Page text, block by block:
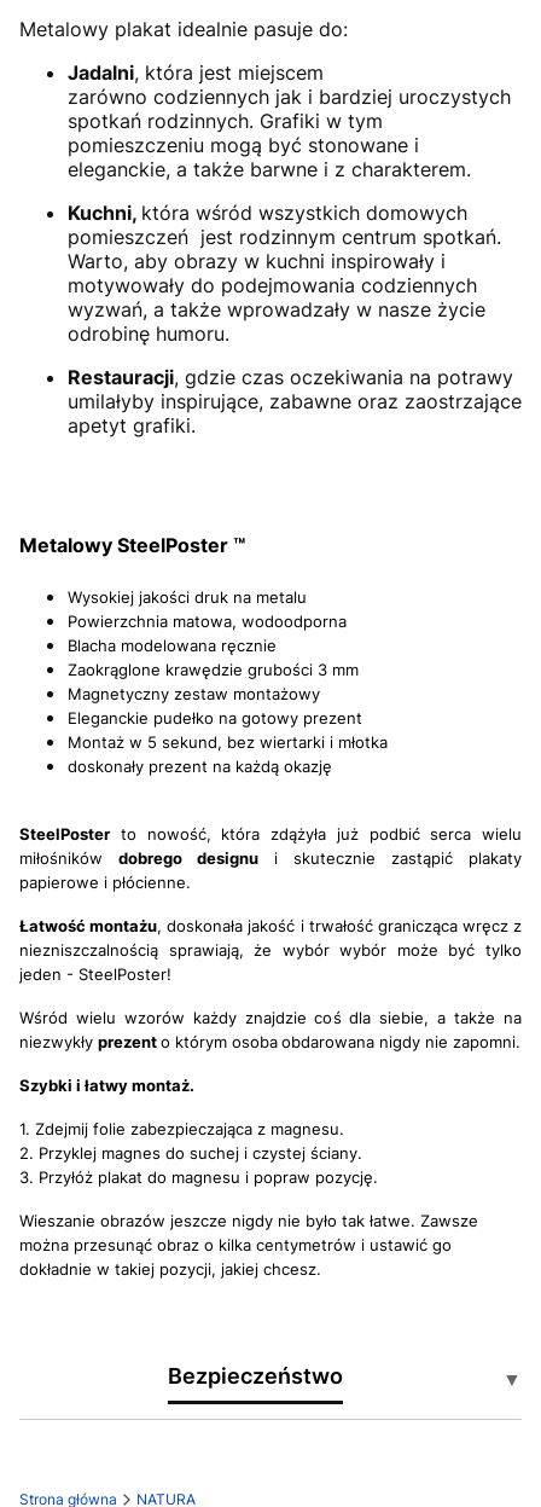
Metalowy plakat idealnie pasuje do:
Jadalni, która jest miejscem
zarówno codziennych jak i bardziej uroczystych
spotkań rodzinnych. Grafiki w tym
pomieszczeniu mogą być stonowane i
eleganckie, a także barwne i z charakterem.
Kuchni, która wśród wszystkich domowych
pomieszczeń jest rodzinnym centrum spotkań.
Warto, aby obrazy w kuchni inspirowały i
motywowały do podejmowania codziennych
wyzwań, a także wprowadzały w nasze życie
odrobinę humoru.
Restauracji, gdzie czas oczekiwania na potrawy
umilałyby inspirujące, zabawne oraz zaostrzające
apetyt grafiki.
Metalowy SteelPoster ™
Wysokiej jakości druk na metalu
Powierzchnia matowa, wodoodporna
Blacha modelowana ręcznie
Zaokrąglone krawędzie grubości 3 mm
Magnetyczny zestaw montażowy
Eleganckie pudełko na gotowy prezent
Montaż w 5 sekund, bez wiertarki i młotka
doskonały prezent na każdą okazję
SteelPoster to nowość, która zdążyła już podbić serca wielu
miłośnikówdobrego designu i skutecznie zastąpić plakaty
papierowe i płócienne.
Łatwość montażu, doskonała jakość i trwałość granicząca wręcz z
niezniszczalnością sprawiają, że wybór wybór może być tylko
jeden - SteelPoster!
Wśród wielu wzorów każdy znajdzie coś dla siebie, a także na
niezwykły prezento którym osobaobdarowana nigdy nie zapomni.
Szybki i łatwy montaż.
1. Zdejmij folie zabezpieczająca z magnesu.
2. Przyklej magnes do suchej i czystej ściany.
3. Przyłóż plakat do magnesu i popraw pozycję.
Wieszanie obrazów jeszcze nigdy nie było tak łatwe. Zawsze
można przesunąć obraz o kilka centymetrów i ustawić go
dokładnie w takiej pozycji, jakiej chcesz.
Bezpieczeństwo ▼
Strona główna NATURA